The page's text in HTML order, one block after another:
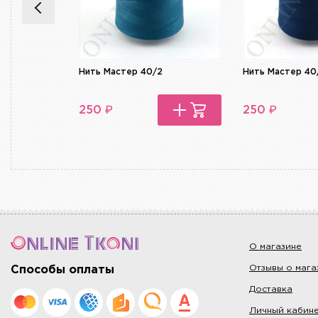
Нить Мастер 40/2
250 ₽
Нить Мастер
250 ₽
Способы оплаты
О магазине
Отзывы о
Доставка
Личный